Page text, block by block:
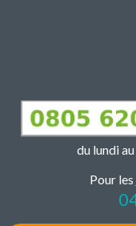
du lundi
Pour les